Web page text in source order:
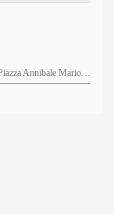
Auditorium del Conservatorio di Musica di Perugia, Piazza Annibale Mariotti, 2 - 06123 Perugia PG